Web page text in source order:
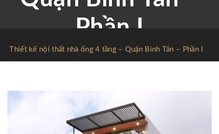
Phần I
Thiết kế nội thất nhà ống 4 tầng – Quận Bình Tân – Phần I